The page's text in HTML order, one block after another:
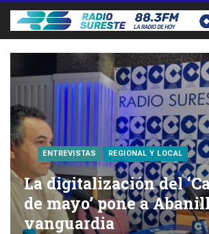
ENTREVISTAS REGIONAL Y LOCAL
La digitalización del
de mayo’ pone a
vanguardia